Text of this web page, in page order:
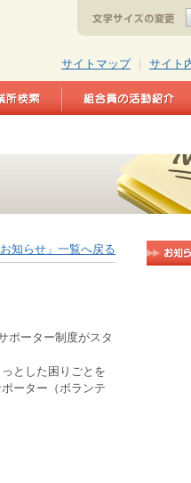
サイトマップ｜ サイト
お知らせ」一覧へ戻る
ポーター制度がスタ
とした困りごとを
ーター（ボランテ